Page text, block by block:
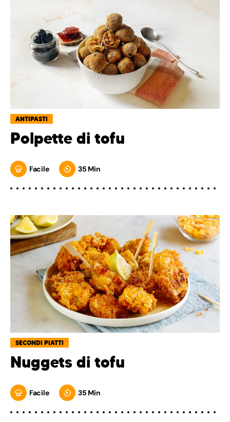
ANTIPASTI
Polpette di tofu
Facile 35 Min
SECONDI PIATTI
Nuggets di tofu
Facile 35 Min